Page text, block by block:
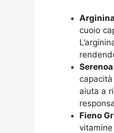
Arginina
cuoio
Serenoa
aiuta a
Fieno